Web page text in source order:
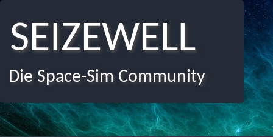
SEIZEWELL
Die Space-Sim Community